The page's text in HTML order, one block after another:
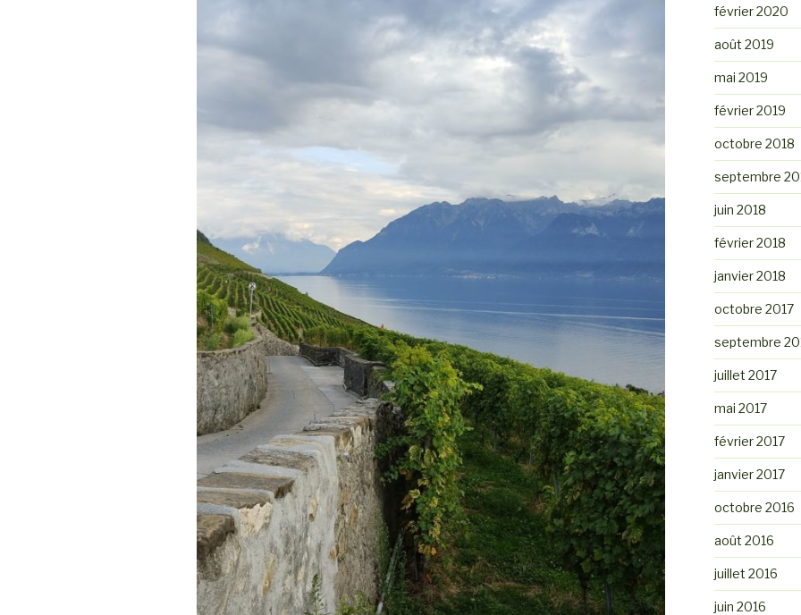
février 2020
août 2019
mai 2019
février 2019
octobre 2018
septembre
juin 2018
février 2018
janvier 2018
octobre 2017
septembre
juillet 2017
mai 2017
février 2017
janvier 2017
octobre 2016
août 2016
juillet 2016
juin 2016